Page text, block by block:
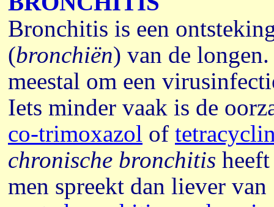
Bronchitis is een
(bronchiën) van de
meestal om een
Iets minder vaak is de
co-trimoxazol of
chronische bronchitis
men spreekt dan liever van